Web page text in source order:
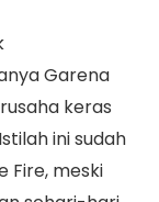
Garena
keras
ini sudah
Fire, meski